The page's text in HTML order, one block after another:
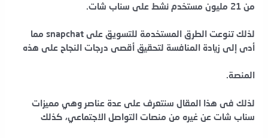
من 21 مليون مستخدم نشط على سناب شات.
لذلك تنوعت الطرق المستخدمة للتسويق على snapchat مما
أدى إلى زيادة المنافسة لتحقيق أقصى درجات النجاح على هذه
المنصة.
لذلك فى هذا المقال سنتعرف على عدة عناصر وهي مميزات
سناب شات عن غيره من منصات التواصل الاجتماعي، كذلك